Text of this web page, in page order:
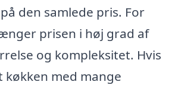
den samlede pris. For
prisen i høj grad af
og kompleksitet. Hvis
med mange